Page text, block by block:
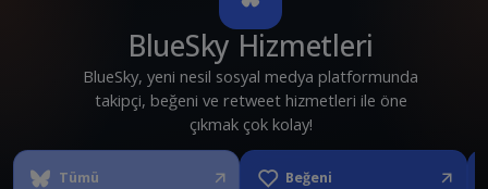
BlueSky Hizmetleri
BlueSky, yeni nesil sosyal medya platformunda
takipçi, beğeni ve retweet hizmetleri ile öne
çıkmak çok kolay!
Tümü Beğeni